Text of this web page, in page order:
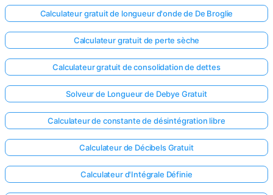
Calculateur gratuit de longueur d'onde de De Broglie
Calculateur gratuit de perte sèche
Calculateur gratuit de consolidation de dettes
Solveur de Longueur de Debye Gratuit
Calculateur de constante de désintégration libre
Calculateur de Décibels Gratuit
Calculateur d'Intégrale Définie